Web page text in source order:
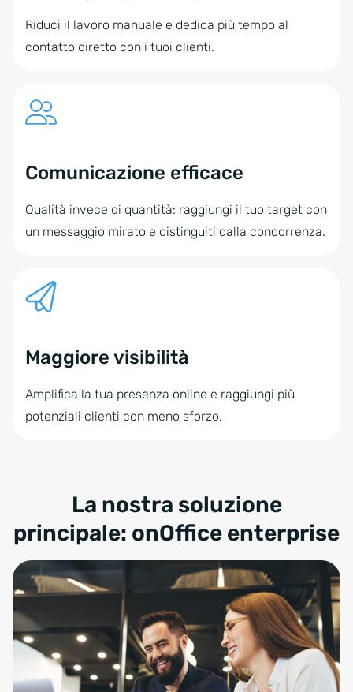
Riduci il lavoro manuale e dedica più tempo al
contatto diretto con i tuoi clienti.
Comunicazione efficace
Qualità invece di quantità: raggiungi il tuo target con
un messaggio mirato e distinguiti dalla concorrenza.
Maggiore visibilità
Amplifica la tua presenza online e raggiungi più
potenziali clienti con meno sforzo.
La nostra soluzione
principale: onOffice enterprise